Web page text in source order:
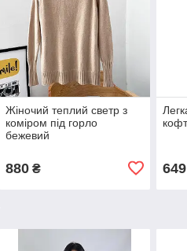
Жіночий теплий светр з
коміром під горло
бежевий
880₴ 649